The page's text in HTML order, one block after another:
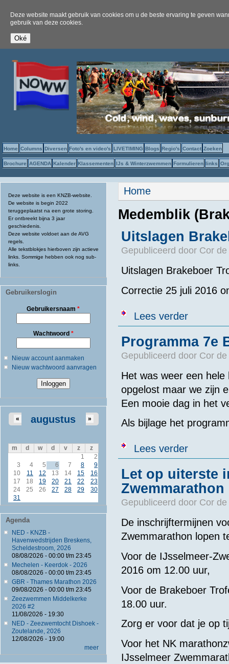
Deze website maakt gebruik van cookies om u de beste ervaring te geven
gebruik van deze cookies.
Home Columns Diversen Foto's en video's LIVETIMING Blogs Regio's Contact Zoeken
Brochure AGENDA Kalender Klassementen IJs & Winterzwemmen Formulieren links
Deze website is een KNZB-website.
De website is begin 2022
teruggeplaatst na een grote storing.
Er ontbreekt bijna 3 jaar
geschiedenis.
Deze website voldoet aan de AVG
regels.
Alle tekstblokjes hierboven zijn actieve
links. Sommige hebben ook nog sub-
links.
Gebruikerslogin
Gebruikersnaam*
Wachtwoord *
Nieuw account aanmaken
Nieuw wachtwoord aanvragen
augustus
« »
m d w d v z
z
1
2
3
4 5 6 7 8
9
10
11 12 13 14 15
16
17
18 19 20 21 22
23
24
25 26 27 28 29
30
31
Agenda
NED - KNZB -
Havenwedstrijden Breskens,
Scheldestroom, 2026
08/08/2026 - 00:00t/m 23:45
Mechelen - Keerdok - 2026
08/08/2026 - 00:00t/m 23:45
GBR - Thames Marathon 2026
09/08/2026 - 00:00t/m 23:45
Zeezwemmen Middelkerke
2026 #2
11/08/2026 - 19:30
NED - Zeezwemtocht Dishoek -
Zoutelande, 2026
12/08/2026 - 19:00
meer
U bent hier
Home
Medemblik
Uitslagen
Gepubliceerd door Cor
Uitslagen Brakeboer
Correctie 25 juli 2016
Lees verderover
Programma 7e
Gepubliceerd door Cor
Het was weer een
opgelost maar we zijn
Een mooie dag in het
Als bijlage het
Lees verderover
Let op uiterste
Gepubliceerd door Cor
De inschrijftermijnen
Zwemmarathon lopen
Voor de IJsselmeer-
2016 om 12.00 uur,
Voor de Brakeboer
18.00 uur.
Zorg er voor dat je op
Voor het NK
IJsselmeer